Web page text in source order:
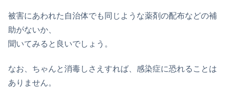
被害にあわれた自治体でも同じような薬剤の配布などの補
助がないか、
聞いてみると良いでしょう。
なお、ちゃんと消毒しさえすれば、感染症に恐れることは
ありません。